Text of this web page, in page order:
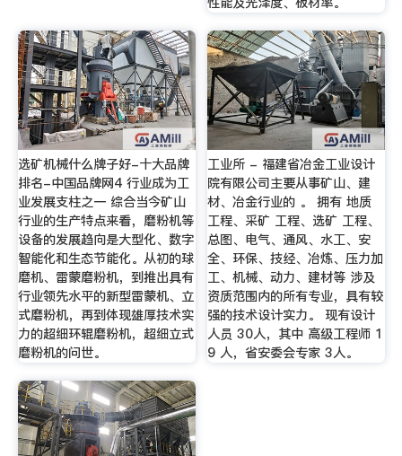
选矿机械什么牌子好-十大品牌
排名-中国品牌网4 行业成为工
业发展支柱之一 综合当今矿山
行业的生产特点来看，磨粉机等
设备的发展趋向是大型化、数字
智能化和生态节能化。从初的球
磨机、雷蒙磨粉机，到推出具有
行业领先水平的新型雷蒙机、立
式磨粉机，再到体现雄厚技术实
力的超细环辊磨粉机，超细立式
磨粉机的问世。
工业所 - 福建省冶金工业设计
院有限公司主要从事矿山、建
材、冶金行业的 。 拥有 地质
工程、采矿 工程、选矿 工程、
总图、电气、通风、水工、安
全、环保、技经、冶炼、压力加
工、机械、动力、建材等 涉及
资质范围内的所有专业，具有较
强的技术设计实力。 现有设计
人员 30人，其中 高级工程师 1
9 人，省安委会专家 3人。